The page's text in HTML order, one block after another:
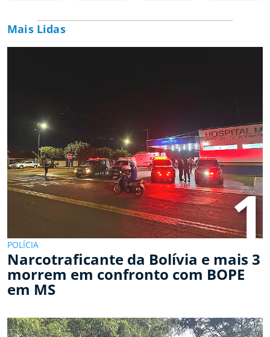
Mais Lidas
1
POLÍCIA
Narcotraficante da Bolívia e mais 3
morrem em confronto com BOPE
em MS